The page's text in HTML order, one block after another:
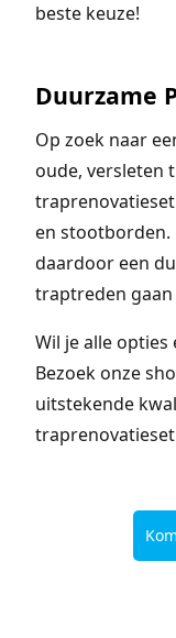
beste keuze!
Duurzame
Op zoek naar
oude, versleten
traprenovatieset
en stootborden.
daardoor een
traptreden
Wil je alle
Bezoek onze
uitstekende